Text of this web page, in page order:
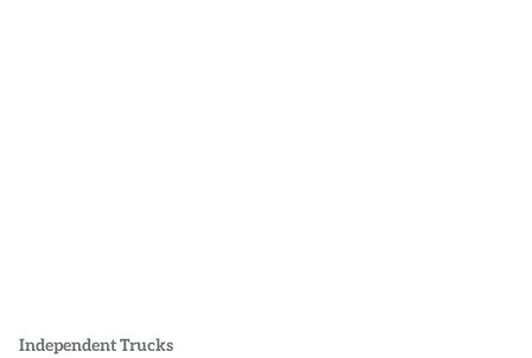
Independent Trucks